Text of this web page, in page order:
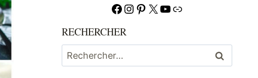
Facebook
Instagram
Pinterest
X YouTube
Lien
RECHERCHER
Rechercher :